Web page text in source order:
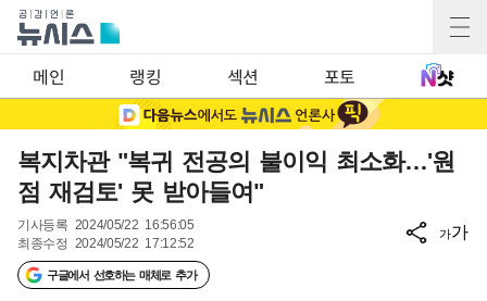
메인 랭킹 섹션 포토
복지차관 "복귀 전공의 불이익 최소화…'원
점 재검토' 못 받아들여"
기사등록 2024/05/22 16:56:05
최종수정 2024/05/22 17:12:52
구글에서 선호하는 매체로 추가
가가